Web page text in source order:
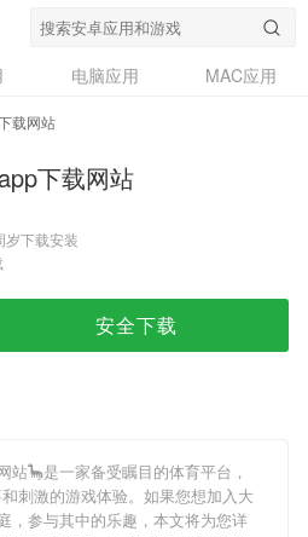
电脑应用
MAC应用
载网站
下载网站
岁下载安装
安全下载
站🦕是一家备受瞩目的体育平台，
刺激的游戏体验。如果您想加入大
，参与其中的乐趣，本文将为您详